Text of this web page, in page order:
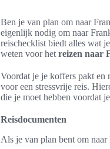
Ben je van plan om naar
eigenlijk nodig om naar
reischecklist biedt alles wat
weten voor het reizen naar
Voordat je je koffers pakt en
voor een stressvrije reis.
die je moet hebben voordat
Reisdocumenten
Als je van plan bent om